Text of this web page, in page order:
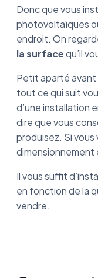
Donc que vous
photovoltaïques
endroit. On
la surfacequ’il
Petit aparté avant
tout ce qui suit
d’une installation
dire que vous
produisez. Si
dimensionnement
Il vous suffit
en fonction de la
vendre.